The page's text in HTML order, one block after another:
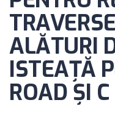
ALĂTURI
ISTEAȚĂ
ROAD ȘI C